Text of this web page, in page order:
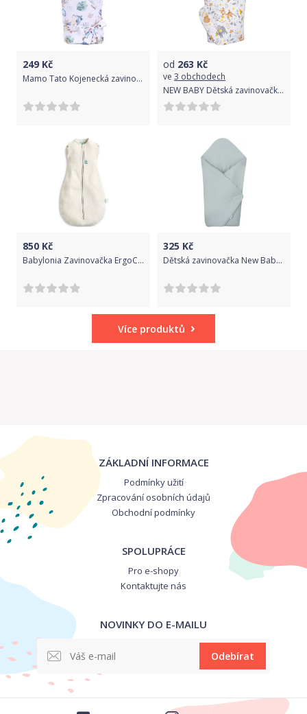
249 Kč
Mamo Tato Kojenecká zavinovačka na zavazování, Ježek a Srnka - bílá
od 263 Kč
ve 3 obchodech
NEW BABY Dětská zavinovačka Koloušek šedá 100% bavlna 75x75 cm
850 Kč
Babylonia Zavinovačka ErgoCocoon 0,2tog - Grey Marle 6-12m
325 Kč
Dětská zavinovačka New Baby Dominik zelená, Zelená
Více produktů
ZÁKLADNÍ INFORMACE
Podmínky užití
Zpracování osobních údajů
Obchodní podmínky
SPOLUPRÁCE
Pro e-shopy
Kontaktujte nás
NOVINKY DO E-MAILU
Odebírat